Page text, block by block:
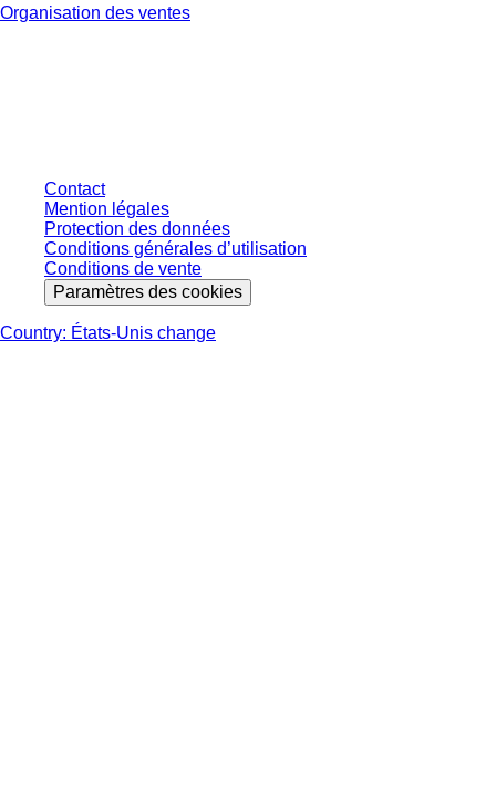
Organisation des ventes
Contact
Mention légales
Protection des données
Conditions générales d’utilisation
Conditions de vente
Paramètres des cookies
Country: États-Unis change